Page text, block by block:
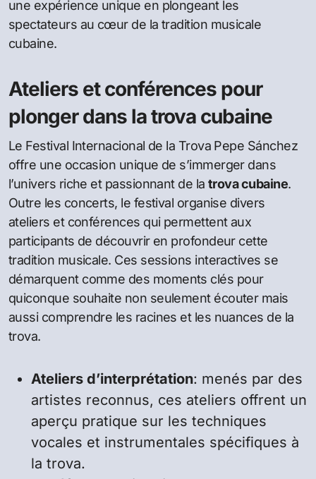
une expérience unique en plongeant les
spectateurs au cœur de la tradition musicale
cubaine.
Ateliers et conférences pour
plonger dans la trova cubaine
Le Festival Internacional de la Trova Pepe Sánchez
offre une occasion unique de s’immerger dans
l’univers riche et passionnant de latrova cubaine.
Outre les concerts, le festival organise divers
ateliers et conférences qui permettent aux
participants de découvrir en profondeur cette
tradition musicale. Ces sessions interactives se
démarquent comme des moments clés pour
quiconque souhaite non seulement écouter mais
aussi comprendre les racines et les nuances de la
trova.
Ateliers d’interprétation: menés par des
artistes reconnus, ces ateliers offrent un
aperçu pratique sur les techniques
vocales et instrumentales spécifiques à
la trova.